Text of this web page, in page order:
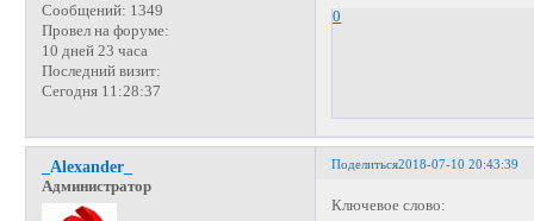
Сообщений: 1349
Провел на форуме:
10 дней 23 часа
Последний визит:
Сегодня 11:28:37
0
Поделиться2018-07-10 20:43:39
_Alexander_
Администратор
Ключевое слово: